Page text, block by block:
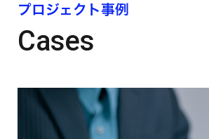
プロジェクト事例
Cases